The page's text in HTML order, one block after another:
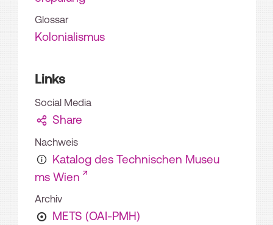
Glossar
Kolonialismus
Links
Social Media
Share
Nachweis
Katalog des Technischen Museu
ms Wien
Archiv
METS (OAI-PMH)